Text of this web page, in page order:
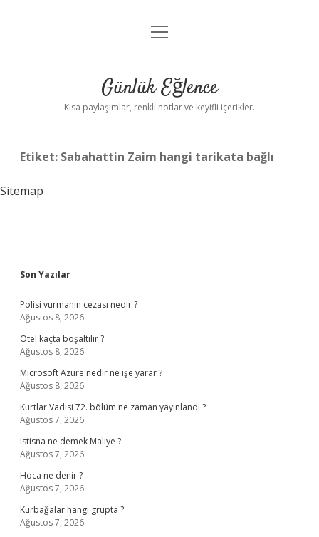
Anasayfa
Yasal Uyarı
menüyü
Günlük Eğlence
Kısa paylaşımlar, renkli notlar ve keyifli içerikler.
Etiket: Sabahattin Zaim hangi tarikata bağlı
Sitemap
Sidebar
Son Yazılar
Polisi vurmanın cezası nedir ?
Ağustos 8, 2026
Otel kaçta boşaltılır ?
Ağustos 8, 2026
Microsoft Azure nedir ne işe yarar ?
Ağustos 8, 2026
Kurtlar Vadisi 72. bölüm ne zaman yayınlandı ?
Ağustos 7, 2026
Istisna ne demek Maliye ?
Ağustos 7, 2026
Hoca ne denir ?
Ağustos 7, 2026
Kurbağalar hangi grupta ?
Ağustos 7, 2026